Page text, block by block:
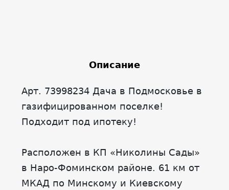
Описание
Арт. 73998234 Дача в Подмосковье в
газифицированном поселке!
Подходит под ипотеку!
Расположен в КП «Николины Сады»
в Наро-Фоминском районе. 61 км от
МКАД по Минскому и Киевскому